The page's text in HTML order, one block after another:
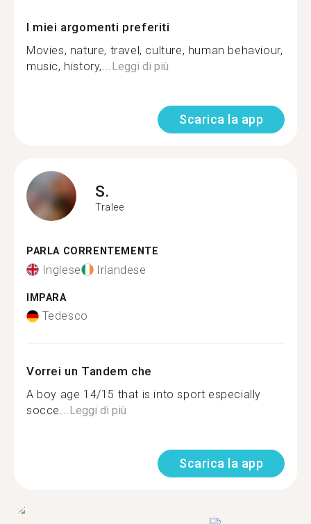
I miei argomenti preferiti
Movies, nature, travel, culture, human behaviour,
music, history,...Leggi di più
Scarica la app
S.
Tralee
PARLA CORRENTEMENTE
Inglese Irlandese
IMPARA
Tedesco
Vorrei un Tandem che
A boy age 14/15 that is into sport especially
socce...Leggi di più
Scarica la app